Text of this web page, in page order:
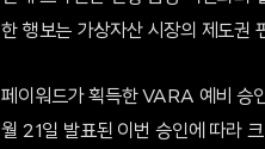
한 행보는 가상자산 시장의 제도권
페이워드가 획득한 VARA 예비 승
월 21일 발표된 이번 승인에 따라